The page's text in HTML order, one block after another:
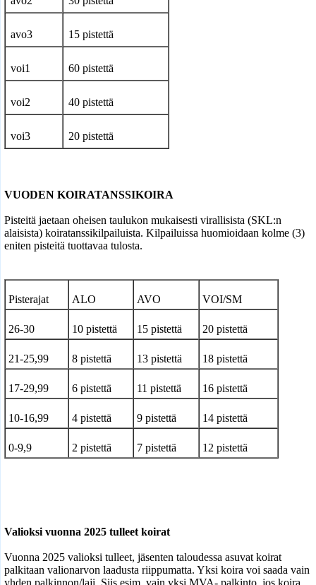
avo3 15 pistettä
voi1 60 pistettä
voi2 40 pistettä
voi3 20 pistettä
VUODEN KOIRATANSSIKOIRA
Pisteitä jaetaan oheisen taulukon mukaisesti virallisista (SKL:n
alaisista) koiratanssikilpailuista. Kilpailuissa huomioidaan kolme (3)
eniten pisteitä tuottavaa tulosta.
Pisterajat ALO AVO VOI/SM
26-30 10 pistettä 15 pistettä 20 pistettä
21-25,99 8 pistettä 13 pistettä 18 pistettä
17-29,99 6 pistettä 11 pistettä 16 pistettä
10-16,99 4 pistettä 9 pistettä 14 pistettä
0-9,9 2 pistettä 7 pistettä 12 pistettä
Valioksi vuonna 2025 tulleet koirat
Vuonna 2025 valioksi tulleet, jäsenten taloudessa asuvat koirat
palkitaan valionarvon laadusta riippumatta. Yksi koira voi saada vain
yhden palkinnon/laji. Siis esim. vain yksi MVA- palkinto, jos koira